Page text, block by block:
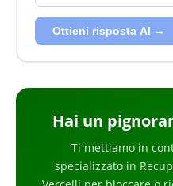
Ottieni risposta AI →
Hai un
Ti mettiamo in
specializzato in